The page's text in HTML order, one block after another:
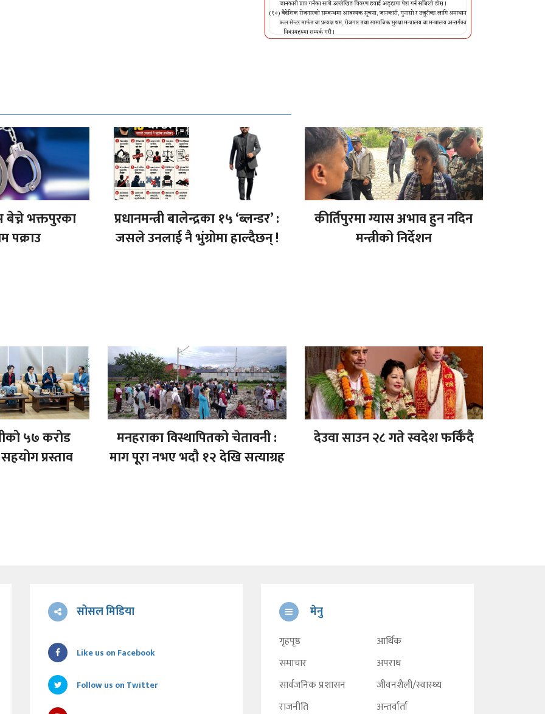
बेच्ने भक्तपुरका
पक्राउ
प्रधानमन्त्री बालेन्द्रका १५ ‘ब्लन्डर’ :
जसले उनलाई नै भुंग्रोमा हाल्दैछन् !
कीर्तिपुरमा ग्यास अभाव हुन नदिन
मन्त्रीको निर्देशन
५७ करोड
प्रस्ताव
मनहराका विस्थापितको चेतावनी :
माग पूरा नभए भदौ १२ देखि सत्याग्रह
देउवा साउन २८ गते स्वदेश फर्किँदै
सोसल मिडिया
Like us on Facebook
Follow us on Twitter
मेनु
गृहपृष्ठ
समाचार
सार्वजनिक प्रशासन
राजनीति
आर्थिक
अपराध
जीवनशैली/स्वास्थ्य
अन्तर्वार्ता